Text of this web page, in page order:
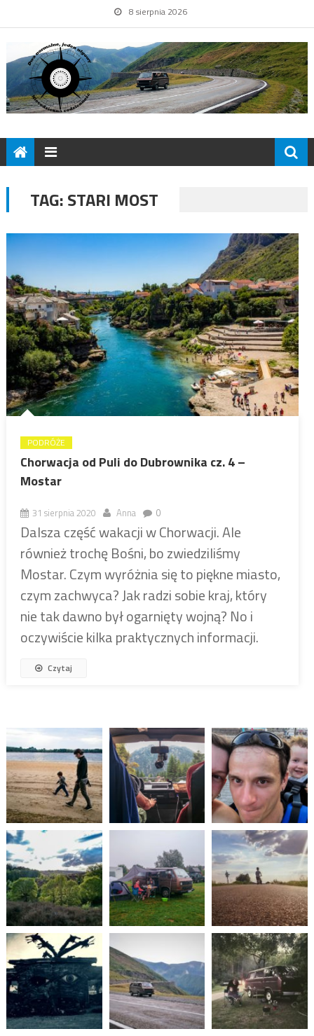
8 sierpnia 2026
TAG:STARI MOST
PODRÓŻE
Chorwacja od Puli do Dubrownika cz. 4 –
Mostar
31 sierpnia 2020 Anna 0
Dalsza część wakacji w Chorwacji. Ale
również trochę Bośni, bo zwiedziliśmy
Mostar. Czym wyróżnia się to piękne miasto,
czym zachwyca? Jak radzi sobie kraj, który
nie tak dawno był ogarnięty wojną? No i
oczywiście kilka praktycznych informacji.
Czytaj